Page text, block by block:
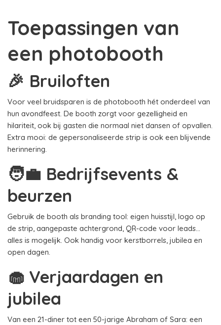
Toepassingen van
een photobooth
🎉 Bruiloften
Voor veel bruidsparen is de photobooth hét onderdeel van
hun avondfeest. De booth zorgt voor gezelligheid en
hilariteit, ook bij gasten die normaal niet dansen of opvallen.
Extra mooi: de gepersonaliseerde strip is ook een blijvende
herinnering.
🧑‍💼 Bedrijfsevents &
beurzen
Gebruik de booth als branding tool: eigen huisstijl, logo op
de strip, aangepaste achtergrond, QR-code voor leads...
alles is mogelijk. Ook handig voor kerstborrels, jubilea en
open dagen.
🧁 Verjaardagen en
jubilea
Van een 21-diner tot een 50-jarige Abraham of Sara: een